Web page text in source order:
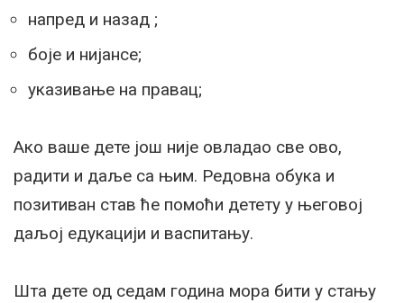
напред и назад ;
боје и нијансе;
указивање на правац;
Ако ваше дете још није овладао све ово,
радити и даље са њим. Редовна обука и
позитиван став ће помоћи детету у његовој
даљој едукацији и васпитању.
Шта дете од седам година мора бити у стању